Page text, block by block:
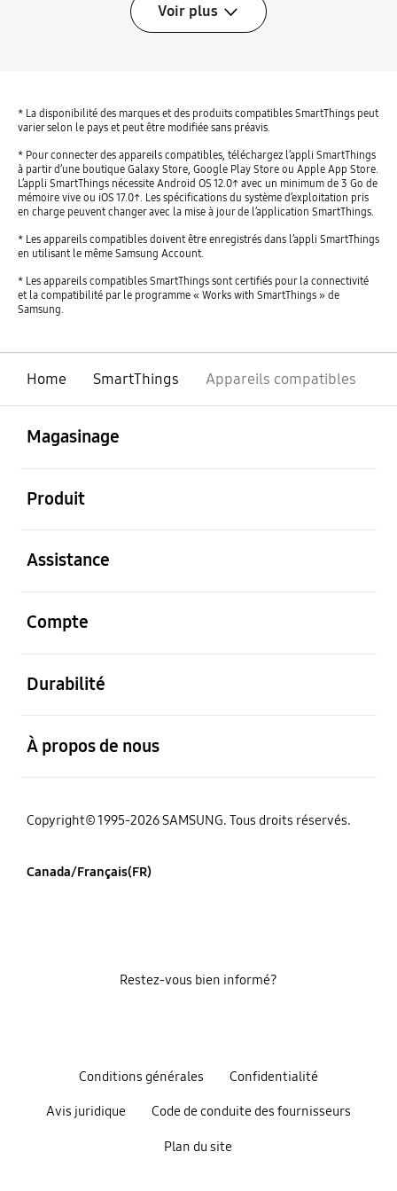
Voir plus
* La disponibilité des marques et des produits compatibles SmartThings peut
varier selon le pays et peut être modifiée sans préavis.
* Pour connecter des appareils compatibles, téléchargez l’appli SmartThings
à partir d’une boutique Galaxy Store, Google Play Store ou Apple App Store.
L’appli SmartThings nécessite Android OS 12.0↑ avec un minimum de 3 Go de
mémoire vive ou iOS 17.0↑. Les spécifications du système d’exploitation pris
en charge peuvent changer avec la mise à jour de l’application SmartThings.
* Les appareils compatibles doivent être enregistrés dans l’appli SmartThings
en utilisant le même Samsung Account.
* Les appareils compatibles SmartThings sont certifiés pour la connectivité
et la compatibilité par le programme « Works with SmartThings » de
Samsung.
Home SmartThings Appareils compatibles
Magasinage
Produit
Assistance
Compte
Durabilité
À propos de nous
Copyright© 1995-2026 SAMSUNG. Tous droits réservés.
Canada/Français(FR)
Conditions générales Confidentialité
Avis juridique Code de conduite des fournisseurs
Plan du site
Restez-vous bien informé?